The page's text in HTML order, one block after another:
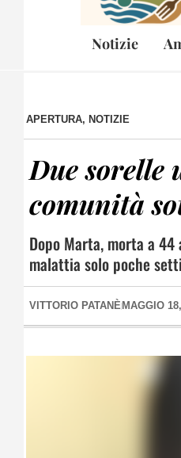
Notizie
APERTURA, NOTIZIE
Due sorelle
comunità
Dopo Marta, morta a 44
malattia solo poche
VITTORIO PATANÈ MAGGIO